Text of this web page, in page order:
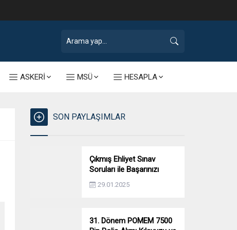
ASKERİ MSÜ HESAPLA
SON PAYLAŞIMLAR
Çıkmış Ehliyet Sınav
Soruları ile Başarınızı
Artırın!
29.01.2025
31. Dönem POMEM 7500